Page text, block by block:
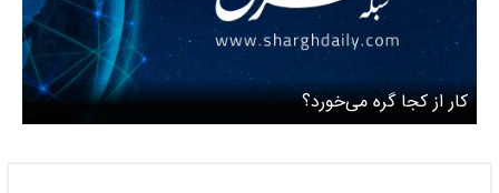
کار از کجا گره می‌خورد؟